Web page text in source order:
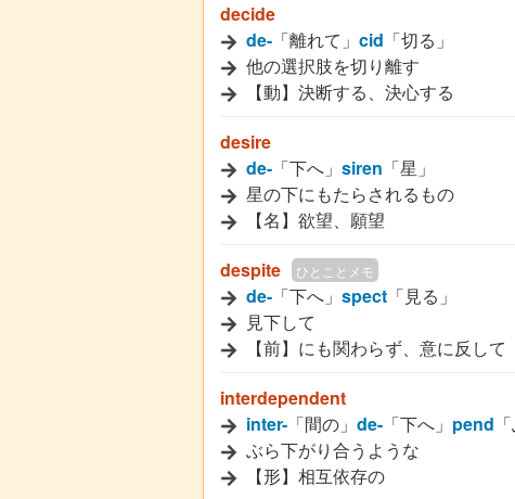
decide
de- 「離れて」 cid 「切る」
他の選択肢を切り離す
【動】決断する、決心する
desire
de- 「下へ」 siren 「星」
星の下にもたらされるもの
【名】欲望、願望
despite
ひとことメモ
de- 「下へ」 spect 「見る」
見下して
【前】にも関わらず、意に反して
interdependent
inter- 「間の」 de- 「下へ」 pend
ぶら下がり合うような
【形】相互依存の